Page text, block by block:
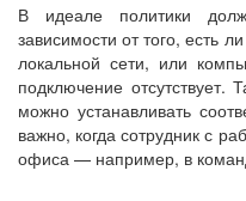
В идеале политики
зависимости от того, есть
локальной сети, или
подключение
можно устанавливать
важно, когда сотрудник с
офиса — например, в